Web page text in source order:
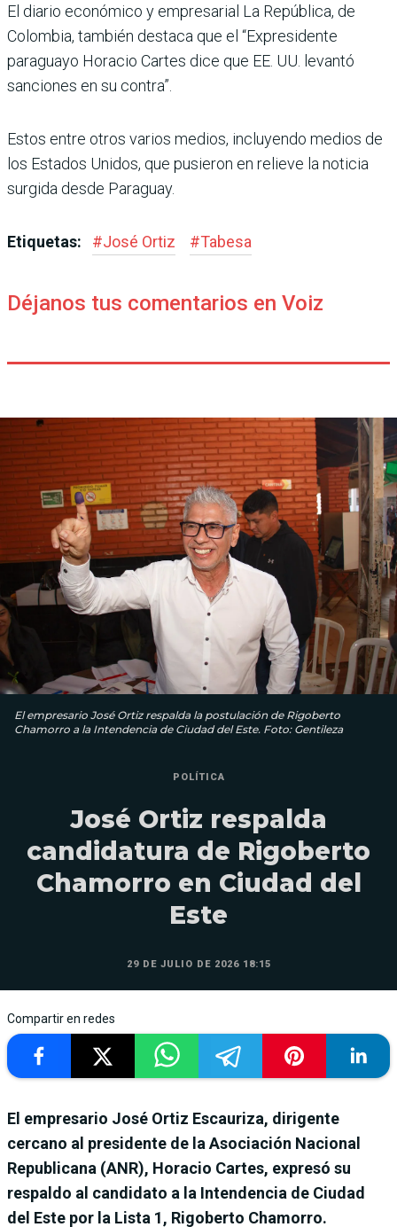
El diario económico y empresarial La República, de
Colombia, también des­taca que el “Expresidente
paraguayo Horacio Cartes dice que EE. UU. levantó
sanciones en su contra”.
Estos entre otros varios medios, incluyendo medios de
los Estados Unidos, que pusieron en relieve la noti­cia
surgida desde Paraguay.
Etiquetas: #José Ortiz #Tabesa
Déjanos tus comentarios en Voiz
El empresario José Ortiz respalda la postulación de Rigoberto
Chamorro a la Intendencia de Ciudad del Este. Foto: Gentileza
POLÍTICA
José Ortiz respalda
candidatura de Rigoberto
Chamorro en Ciudad del
Este
29 DE JULIO DE 2026 18:15
Compartir en redes
El empresario José Ortiz Escauriza, dirigente
cercano al presidente de la Asociación Nacional
Republicana (ANR), Horacio Cartes, expresó su
respaldo al candidato a la Intendencia de Ciudad
del Este por la Lista 1, Rigoberto Chamorro.